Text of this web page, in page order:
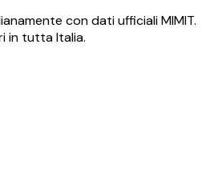
con dati ufficiali MIMIT.
in tutta Italia.